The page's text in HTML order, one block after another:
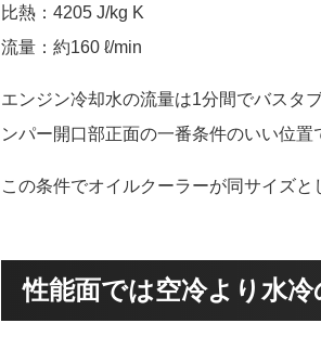
比熱：4205 J/kg K
流量：約160 ℓ/min
エンジン冷却水の流量は1分間でバスタ
ンパー開口部正面の一番条件のいい位
この条件でオイルクーラーが同サイズ
性能面では空冷より水冷